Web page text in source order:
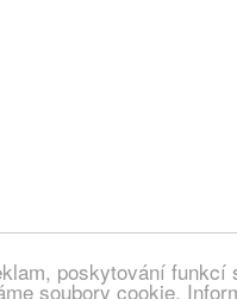
poskytování
soubory cookie.